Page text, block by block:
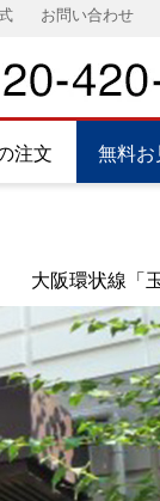
お問い合わせ
注文 無料お
大阪環状線「